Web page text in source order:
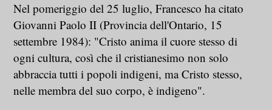
Nel pomeriggio del 25 luglio, Francesco ha citato
Giovanni Paolo II (Provincia dell'Ontario, 15
settembre 1984): "Cristo anima il cuore stesso di
ogni cultura, così che il cristianesimo non solo
abbraccia tutti i popoli indigeni, ma Cristo stesso,
nelle membra del suo corpo, è indigeno".